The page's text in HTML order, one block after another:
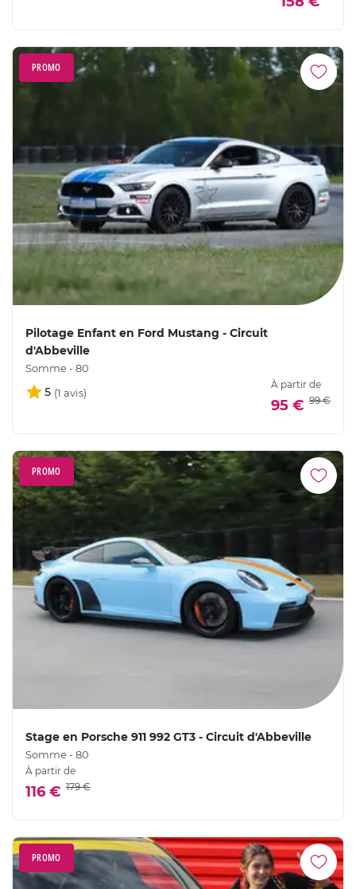
PROMO
Pilotage Enfant en Ford Mustang - Circuit
d'Abbeville
Somme - 80
5
À partir de
95 € 99 €
PROMO
Stage en Porsche 911 992 GT3 - Circuit d'Abbeville
Somme - 80
À partir de
116 € 179 €
PROMO